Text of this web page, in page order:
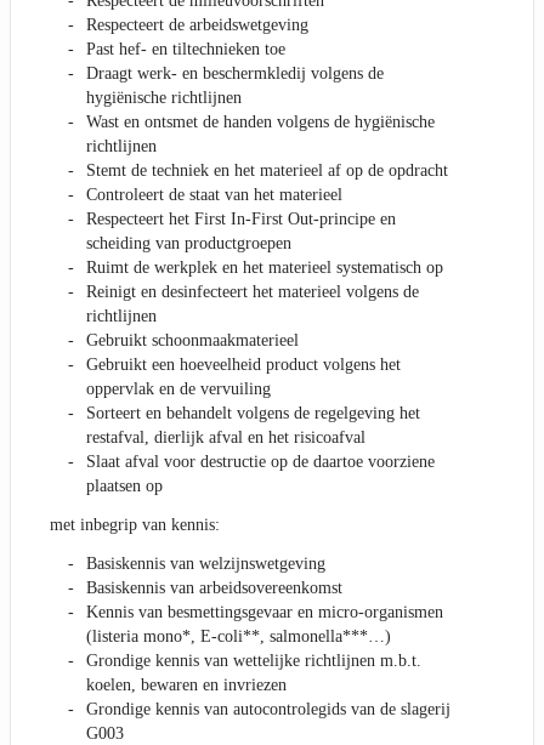
Respecteert de arbeidswetgeving
Past hef- en tiltechnieken toe
Draagt werk- en beschermkledij volgens de
hygiënische richtlijnen
Wast en ontsmet de handen volgens de hygiënische
richtlijnen
Stemt de techniek en het materieel af op de opdracht
Controleert de staat van het materieel
Respecteert het First In-First Out-principe en
scheiding van productgroepen
Ruimt de werkplek en het materieel systematisch op
Reinigt en desinfecteert het materieel volgens de
richtlijnen
Gebruikt schoonmaakmaterieel
Gebruikt een hoeveelheid product volgens het
oppervlak en de vervuiling
Sorteert en behandelt volgens de regelgeving het
restafval, dierlijk afval en het risicoafval
Slaat afval voor destructie op de daartoe voorziene
plaatsen op
met inbegrip van kennis:
Basiskennis van welzijnswetgeving
Basiskennis van arbeidsovereenkomst
Kennis van besmettingsgevaar en micro-organismen
(listeria mono*, E-coli**, salmonella***…)
Grondige kennis van wettelijke richtlijnen m.b.t.
koelen, bewaren en invriezen
Grondige kennis van autocontrolegids van de slagerij
G003